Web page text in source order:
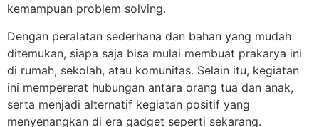
kemampuan problem solving.
Dengan peralatan sederhana dan bahan yang mudah
ditemukan, siapa saja bisa mulai membuat prakarya ini
di rumah, sekolah, atau komunitas. Selain itu, kegiatan
ini mempererat hubungan antara orang tua dan anak,
serta menjadi alternatif kegiatan positif yang
menyenangkan di era gadget seperti sekarang.